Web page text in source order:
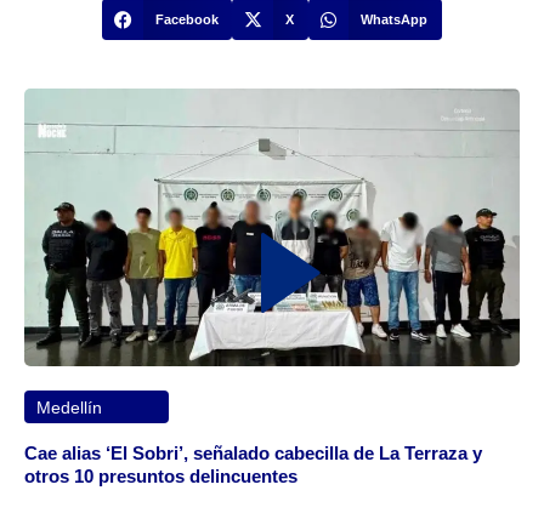
Facebook X WhatsApp
Medellín
Cae alias ‘El Sobri’, señalado cabecilla de La Terraza y
otros 10 presuntos delincuentes